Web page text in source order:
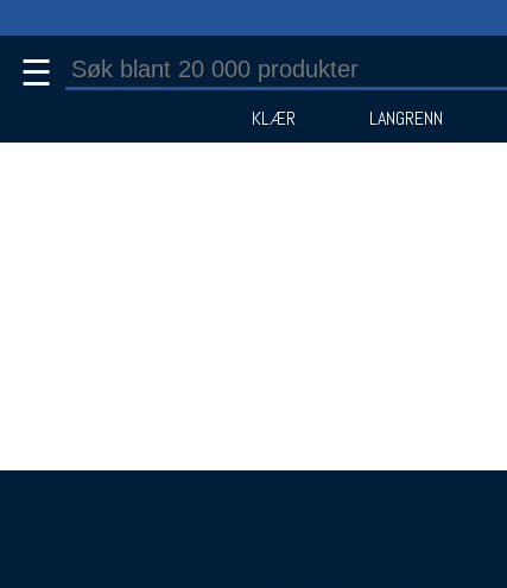
☰
KLÆR LANGRENN